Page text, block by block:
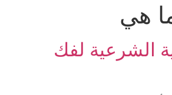
هي
الشرعية لفك